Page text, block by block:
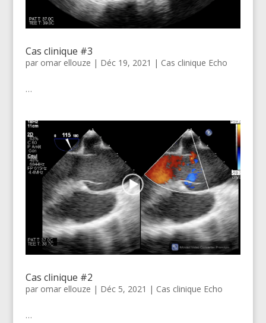
Cas clinique #3
par omar ellouze | Déc 19, 2021 | Cas clinique Echo
…
Cas clinique #2
par omar ellouze | Déc 5, 2021 | Cas clinique Echo
…